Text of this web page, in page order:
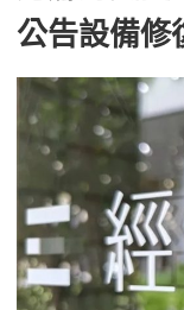
公告設備修